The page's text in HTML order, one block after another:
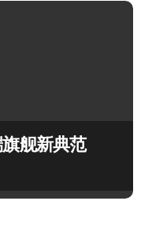
舰新典范